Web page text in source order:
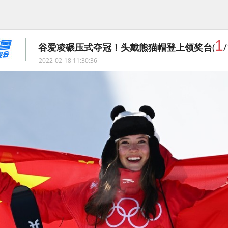
谷爱凌碾压式夺冠！头戴熊猫帽登上领奖台(1/
2022-02-18 11:30:36